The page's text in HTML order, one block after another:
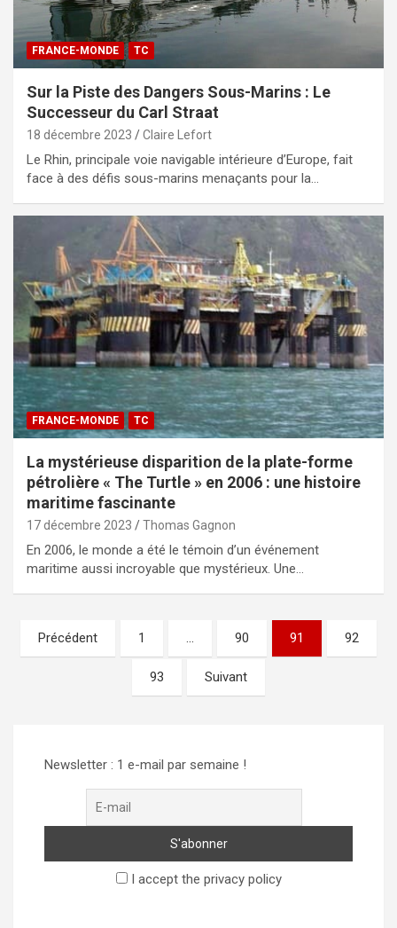
FRANCE-MONDE TC
Sur la Piste des Dangers Sous-Marins : Le
Successeur du Carl Straat
18 décembre 2023 Claire Lefort
Le Rhin, principale voie navigable intérieure d’Europe, fait
face à des défis sous-marins menaçants pour la…
FRANCE-MONDE TC
La mystérieuse disparition de la plate-forme
pétrolière « The Turtle » en 2006 : une histoire
maritime fascinante
17 décembre 2023 Thomas Gagnon
En 2006, le monde a été le témoin d’un événement
maritime aussi incroyable que mystérieux. Une…
Pagination
des
publications
Précédent 1 90 91 92
93 Suivant
Newsletter : 1 e-mail par semaine !
I accept the privacy policy